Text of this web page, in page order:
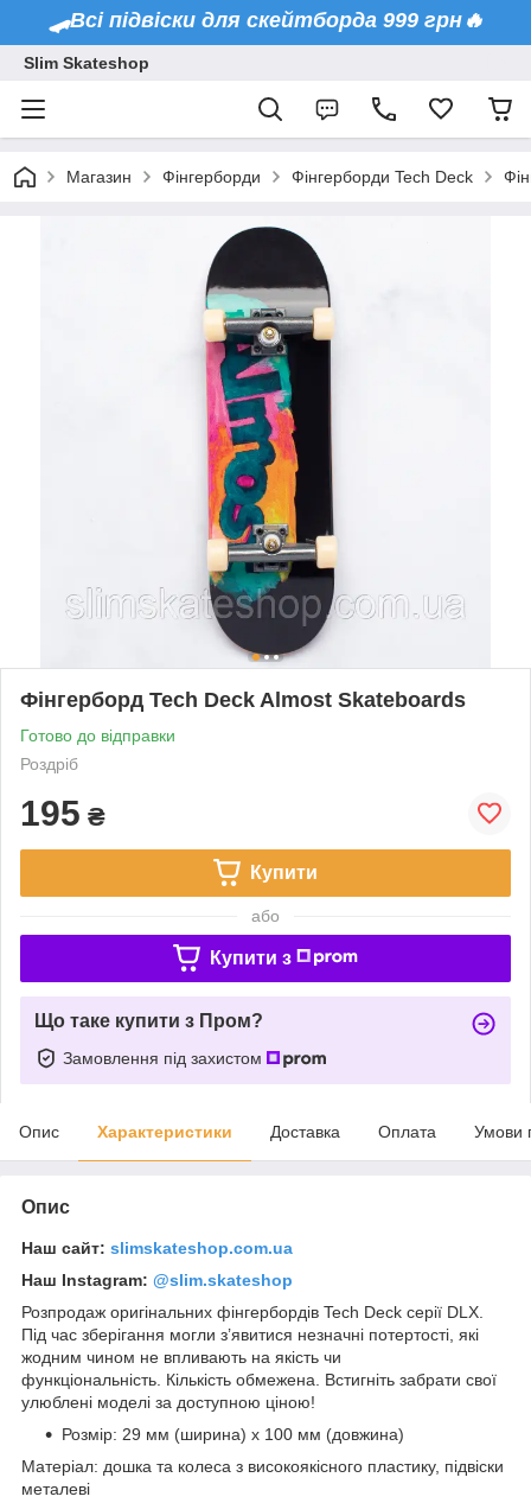
🛹Всі підвіски для скейтборда 999 грн🔥
Slim Skateshop
Магазин Фінгерборди Фінгерборди Tech Deck
Фінгерборд Tech Deck Almost Skateboards
Готово до відправки
Роздріб
195 ₴
Купити
або
Купити з
Що таке купити з Пром?
Замовлення під захистом
Опис Характеристики Доставка Оплата Умови
Опис
Наш сайт: slimskateshop.com.ua
Наш Instagram: @slim.skateshop
Розпродаж оригінальних фінгербордів Tech Deck серії DLX.
Під час зберігання могли з’явитися незначні потертості, які
жодним чином не впливають на якість чи
функціональність. Кількість обмежена. Встигніть забрати свої
улюблені моделі за доступною ціною!
Розмір: 29 мм (ширина) x 100 мм (довжина)
Матеріал: дошка та колеса з високоякісного пластику, підвіски
металеві